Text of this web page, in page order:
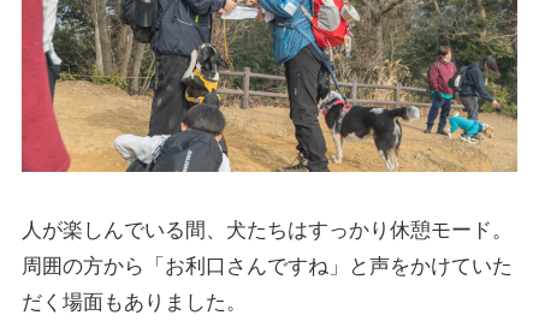
人が楽しんでいる間、犬たちはすっかり休憩モード。
周囲の方から「お利口さんですね」と声をかけていた
だく場面もありました。